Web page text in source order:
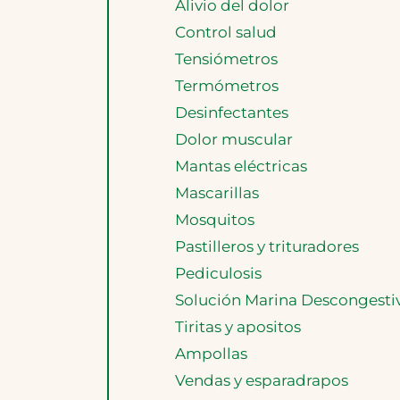
Alivio del dolor
Control salud
Tensiómetros
Termómetros
Desinfectantes
Dolor muscular
Mantas eléctricas
Mascarillas
Mosquitos
Pastilleros y trituradores
Pediculosis
Solución Marina
Tiritas y apositos
Ampollas
Vendas y esparadrapos